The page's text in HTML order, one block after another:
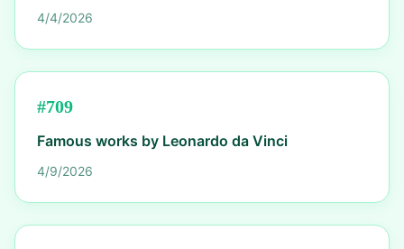
4/4/2026
#709
Famous works by Leonardo da Vinci
4/9/2026